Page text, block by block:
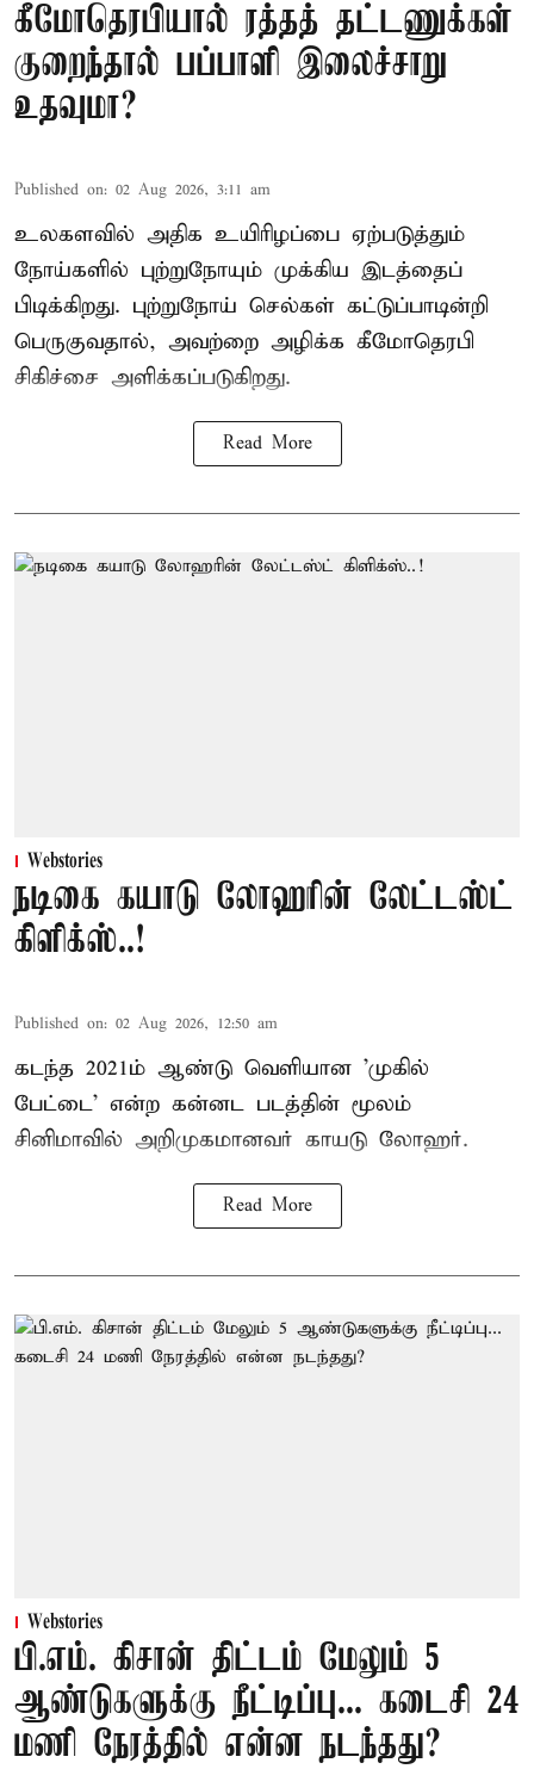
கீமோதெரபியால் ரத்தத் தட்டணுக்கள்
குறைந்தால் பப்பாளி இலைச்சாறு
உதவுமா?
Published on: 02 Aug 2026, 3:11 am
உலகளவில் அதிக உயிரிழப்பை ஏற்படுத்தும்
நோய்களில் புற்றுநோயும் முக்கிய இடத்தைப்
பிடிக்கிறது. புற்றுநோய் செல்கள் கட்டுப்பாடின்றி
பெருகுவதால், அவற்றை அழிக்க கீமோதெரபி
சிகிச்சை அளிக்கப்படுகிறது.
Read More
Webstories
நடிகை கயாடு லோஹரின் லேட்டஸ்ட்
கிளிக்ஸ்..!
Published on: 02 Aug 2026, 12:50 am
கடந்த 2021ம் ஆண்டு வெளியான 'முகில்
பேட்டை' என்ற கன்னட படத்தின் மூலம்
சினிமாவில் அறிமுகமானவர் காயடு லோஹர்.
Read More
Webstories
பி.எம். கிசான் திட்டம் மேலும் 5
ஆண்டுகளுக்கு நீட்டிப்பு... கடைசி 24
மணி நேரத்தில் என்ன நடந்தது?